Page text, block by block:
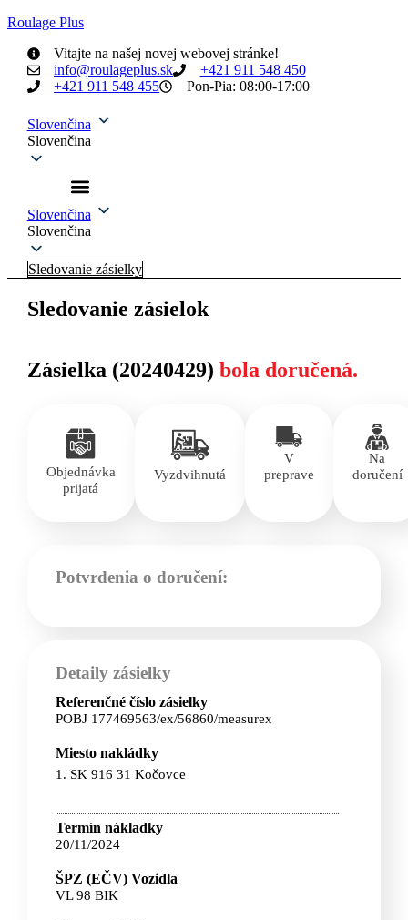
Roulage Plus
Vitajte na našej novej webovej stránke!
info@roulageplus.sk
+421 911 548 450
+421 911 548 455
Pon-Pia: 08:00-17:00
Slovenčina
Slovenčina
Slovenčina
Slovenčina
Sledovanie zásielky
Sledovanie zásielok
Zásielka (20240429) bola doručená.
Objednávka
prijatá
Vyzdvihnutá
V
preprave
Na
doručení
Potvrdenia o doručení:
Detaily zásielky
Referenčné číslo zásielky
POBJ 177469563/ex/56860/measurex
Miesto nakládky
1. SK 916 31 Kočovce
Termín nákladky
20/11/2024
ŠPZ (EČV) Vozidla
VL 98 BIK